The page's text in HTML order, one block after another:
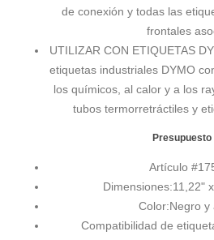
de conexión y todas las
frontales
UTILIZAR CON ETIQUETAS
etiquetas industriales DYMO
los químicos, al calor y a los
tubos termorretráctiles y
Presupuesto
Artículo #
Dimensiones:11,22"
Color:Negro y
Compatibilidad de